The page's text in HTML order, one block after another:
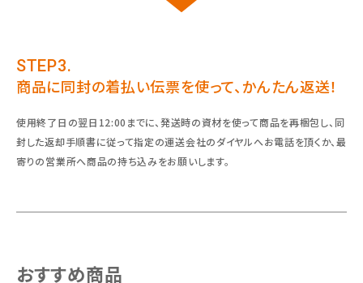
STEP3.
商品に同封の着払い伝票を使って、かんたん返送！
使用終了日の翌日12:00までに、発送時の資材を使って商品を再梱包し、同
封した返却手順書に従って指定の運送会社のダイヤルへお電話を頂くか、最
寄りの営業所へ商品の持ち込みをお願いします。
おすすめ商品